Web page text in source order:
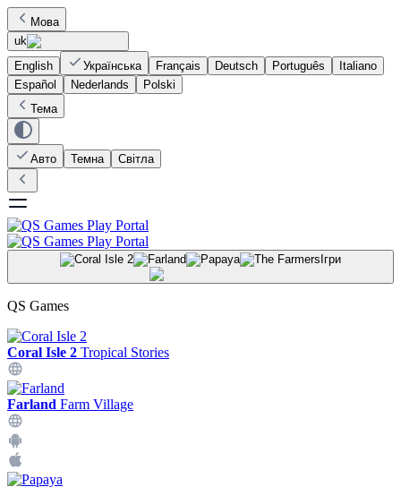
Мова
uk
English
Українська Français Deutsch Português
Italiano
Español
Nederlands
Polski
Тема
Авто Темна Світла
Ігри
QS Games
Coral Isle 2 Tropical Stories
Farland Farm Village